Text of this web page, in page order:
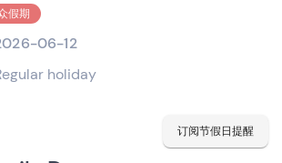
假期
06-12
holiday
订阅节假日提醒